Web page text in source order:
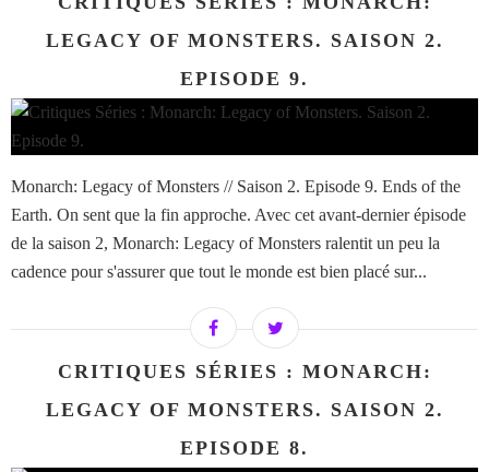
LEGACY OF MONSTERS. SAISON 2.
EPISODE 9.
Monarch: Legacy of Monsters // Saison 2. Episode 9. Ends of the
Earth. On sent que la fin approche. Avec cet avant-dernier épisode
de la saison 2, Monarch: Legacy of Monsters ralentit un peu la
cadence pour s'assurer que tout le monde est bien placé sur...
CRITIQUES SÉRIES : MONARCH:
LEGACY OF MONSTERS. SAISON 2.
EPISODE 8.